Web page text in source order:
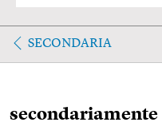
SECONDARIA
secondariamente